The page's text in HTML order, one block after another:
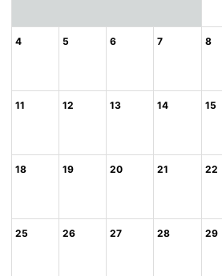
4 5 6 7 8
11 12 13 14 15
18 19 20 21 22
25 26 27 28 29